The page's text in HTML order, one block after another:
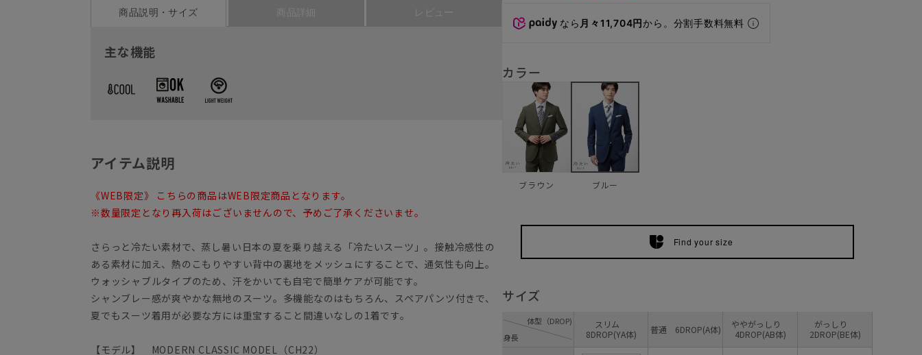
商品説明・サイズ 商品詳細 レビュー
主な機能
アイテム説明
《WEB限定》 こちらの商品はWEB限定商品となります。
※数量限定となり再入荷はございませんので、予めご了承くださいませ。
さらっと冷たい素材で、蒸し暑い日本の夏を乗り越える「冷たいスーツ」。接触冷感性の
ある素材に加え、熱のこもりやすい背中の裏地をメッシュにすることで、通気性も向上。
ウォッシャブルタイプのため、汗をかいても自宅で簡単ケアが可能です。
シャンブレー感が爽やかな無地のスーツ。多機能なのはもちろん、スペアパンツ付きで、
夏でもスーツ着用が必要な方には重宝すること間違いなしの1着です。
【モデル】 MODERN CLASSIC MODEL（CH22）
なら 月々11,704円から。分割手数料無料
カラー
ブラウン ブルー
Find your size
サイズ
身長
体型（DROP)
スリム
8DROP(YA体)
普通 6DROP(A体)
ややがっしり
4DROP(AB体)
がっしり
2DROP(BE体)